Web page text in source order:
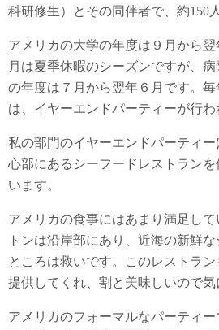
科研修生）とその同伴者で、約150
アメリカの大学の年度は９月から
月は夏季休暇のシーズンですが、
の年度は７月から翌年６月です。
は、イヤーエンドパーティーが行わ
私の部門のイヤーエンドパーティ
心部にあるシーフードレストラン
います。
アメリカの食事にはあまり満足し
トンは沿岸部にあり、近海の新鮮
ところは救いです。このレストラ
提供してくれ、割と美味しいので気
アメリカのフォーマルなパーティ